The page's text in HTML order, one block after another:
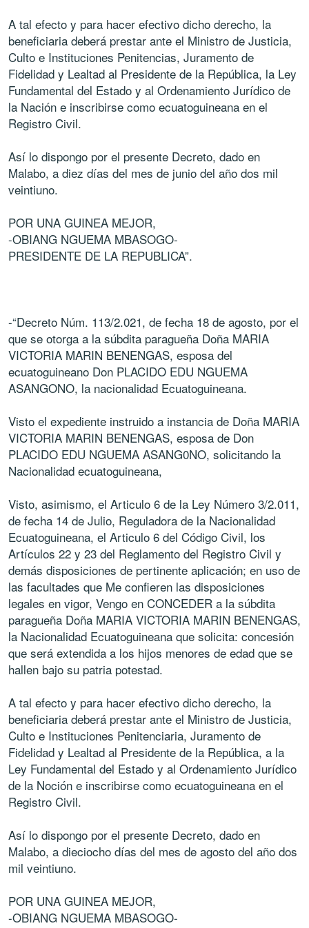
A tal efecto y para hacer efectivo dicho derecho, la
beneficiaria deberá prestar ante el Ministro de Justicia,
Culto e Instituciones Penitencias, Juramento de
Fidelidad y Lealtad al Presidente de la República, la Ley
Fundamental del Estado y al Ordenamiento Jurídico de
la Nación e inscribirse como ecuatoguineana en el
Registro Civil.
Así lo dispongo por el presente Decreto, dado en
Malabo, a diez días del mes de junio del año dos mil
veintiuno.
POR UNA GUINEA MEJOR,
-OBIANG NGUEMA MBASOGO-
PRESIDENTE DE LA REPUBLICA”.
-“Decreto Núm. 113/2.021, de fecha 18 de agosto, por el
que se otorga a la súbdita paragueña Doña MARIA
VICTORIA MARIN BENENGAS, esposa del
ecuatoguineano Don PLACIDO EDU NGUEMA
ASANGONO, la nacionalidad Ecuatoguineana.
Visto el expediente instruido a instancia de Doña MARIA
VICTORIA MARIN BENENGAS, esposa de Don
PLACIDO EDU NGUEMA ASANG0NO, solicitando la
Nacionalidad ecuatoguineana,
Visto, asimismo, el Articulo 6 de la Ley Número 3/2.011,
de fecha 14 de Julio, Reguladora de la Nacionalidad
Ecuatoguineana, el Articulo 6 del Código Civil, los
Artículos 22 y 23 del Reglamento del Registro Civil y
demás disposiciones de pertinente aplicación; en uso de
las facultades que Me confieren las disposiciones
legales en vigor, Vengo en CONCEDER a la súbdita
paragueña Doña MARIA VICTORIA MARIN BENENGAS,
la Nacionalidad Ecuatoguineana que solicita: concesión
que será extendida a los hijos menores de edad que se
hallen bajo su patria potestad.
A tal efecto y para hacer efectivo dicho derecho, la
beneficiaria deberá prestar ante el Ministro de Justicia,
Culto e Instituciones Penitenciaria, Juramento de
Fidelidad y Lealtad al Presidente de la República, a la
Ley Fundamental del Estado y al Ordenamiento Jurídico
de la Noción e inscribirse como ecuatoguineana en el
Registro Civil.
Así lo dispongo por el presente Decreto, dado en
Malabo, a dieciocho días del mes de agosto del año dos
mil veintiuno.
POR UNA GUINEA MEJOR,
-OBIANG NGUEMA MBASOGO-